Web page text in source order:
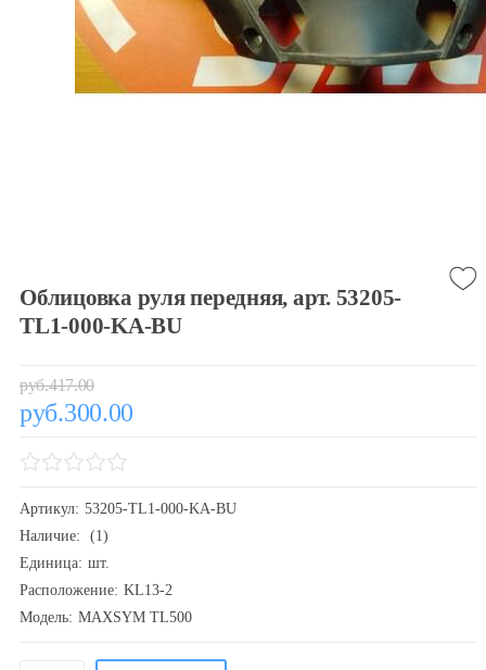
Облицовка руля передняя, арт. 53205-
TL1-000-KA-BU
руб.417.00
руб.300.00
Артикул: 53205-TL1-000-KA-BU
Наличие:
(1)
Единица: шт.
Расположение: KL13-2
Модель: MAXSYM TL500